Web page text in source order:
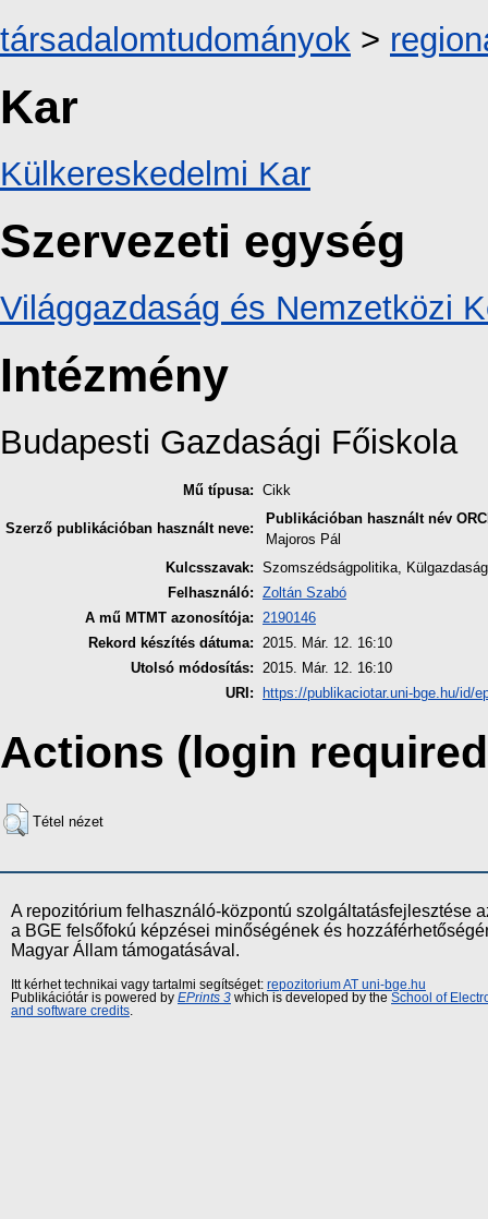
társadalomtudományok >
Kar
Külkereskedelmi Kar
Szervezeti egység
Világgazdaság és Nemzetközi
Intézmény
Budapesti Gazdasági Főiskola
Mű típusa: Cikk
Szerző publikációban használt neve:
Publikációban használt név
Majoros Pál
Kulcsszavak: Szomszédságpolitika, Külgazdaság
Felhasználó: Zoltán Szabó
A mű MTMT azonosítója: 2190146
Rekord készítés dátuma: 2015. Már. 12. 16:10
Utolsó módosítás: 2015. Már. 12. 16:10
URI:
https://publikaciotar.uni-bge.hu/id/
Actions (login
Tétel nézet
A repozitórium felhasználó-központú szolgáltatásfejlesztése
a BGE felsőfokú képzései minőségének és
Magyar Állam támogatásával.
Itt kérhet technikai vagy tartalmi segítséget: repozitorium AT uni-bge.hu
Publikációtár is powered by EPrints 3 which is developed by the School of
and software credits